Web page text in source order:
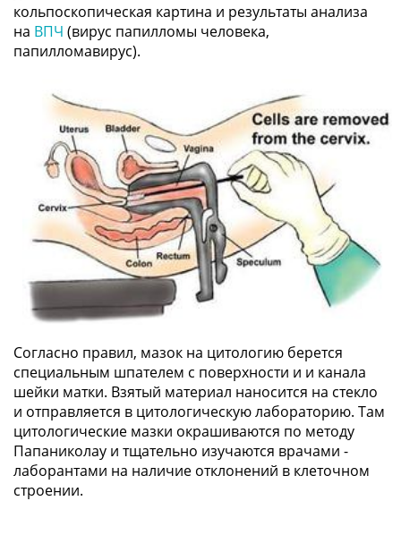
кольпоскопическая картина и результаты анализа
на ВПЧ (вирус папилломы человека,
папилломавирус).
Согласно правил, мазок на цитологию берется
специальным шпателем с поверхности и и канала
шейки матки. Взятый материал наносится на стекло
и отправляется в цитологическую лабораторию. Там
цитологические мазки окрашиваются по методу
Папаниколау и тщательно изучаются врачами -
лаборантами на наличие отклонений в клеточном
строении.